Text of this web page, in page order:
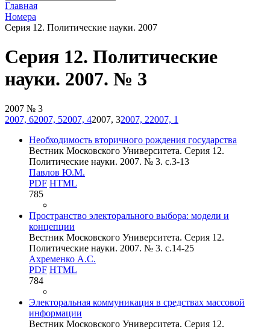
Главная
Номера
Серия 12. Политические науки. 2007
Серия 12. Политические
науки. 2007. № 3
2007 № 3
2007, 62007, 52007, 42007, 32007, 22007, 1
Необходимость вторичного рождения государства
Вестник Московского Университета. Серия 12.
Политические науки. 2007. № 3. c.3-13
Павлов Ю.М.
PDF HTML
785
Пространство электорального выбора: модели и
концепции
Вестник Московского Университета. Серия 12.
Политические науки. 2007. № 3. c.14-25
Ахременко А.С.
PDF HTML
784
Электоральная коммуникация в средствах массовой
информации
Вестник Московского Университета. Серия 12.